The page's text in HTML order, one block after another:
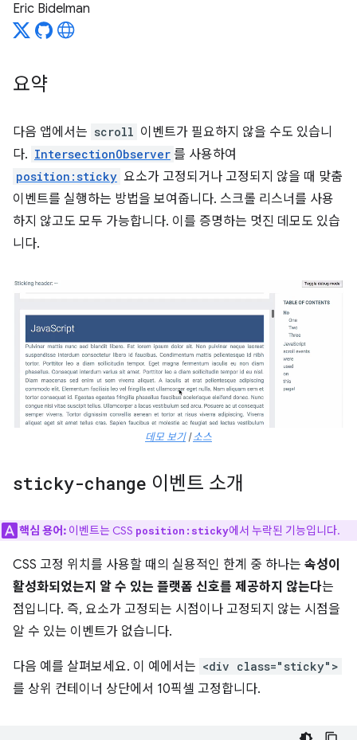
Eric Bidelman
요약
다음 앱에서는 scroll 이벤트가 필요하지 않을 수도 있습니
다. IntersectionObserver 를 사용하여
position:sticky 요소가 고정되거나 고정되지 않을 때 맞춤
이벤트를 실행하는 방법을 보여줍니다. 스크롤 리스너를 사용
하지 않고도 모두 가능합니다. 이를 증명하는 멋진 데모도 있습
니다.
데모 보기|소스
sticky-change 이벤트 소개
핵심 용어: 이벤트는 CSS position:sticky에서 누락된 기능입니다.
CSS 고정 위치를 사용할 때의 실용적인 한계 중 하나는 속성이
활성화되었는지 알 수 있는 플랫폼 신호를 제공하지 않는다는
점입니다. 즉, 요소가 고정되는 시점이나 고정되지 않는 시점을
알 수 있는 이벤트가 없습니다.
다음 예를 살펴보세요. 이 예에서는 <div class="sticky">
를 상위 컨테이너 상단에서 10픽셀 고정합니다.